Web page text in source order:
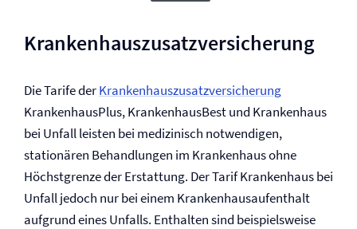
Krankenhauszusatz­versicherung
Die Tarife derKrankenhauszusatz­versicherung
KrankenhausPlus, KrankenhausBest und Krankenhaus
bei Unfall leisten bei medizinisch notwendigen,
stationären Behandlungen im Krankenhaus ohne
Höchstgrenze der Erstattung. Der Tarif Krankenhaus bei
Unfall jedoch nur bei einem Krankenhausaufenthalt
aufgrund eines Unfalls. Enthalten sind beispielsweise